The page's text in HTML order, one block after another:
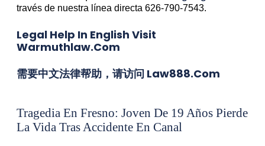
través de nuestra línea directa 626-790-7543.
Legal Help In English Visit
Warmuthlaw.com
需要中文法律帮助，请访问 Law888.com
Tragedia En Fresno: Joven De 19 Años Pierde
La Vida Tras Accidente En Canal